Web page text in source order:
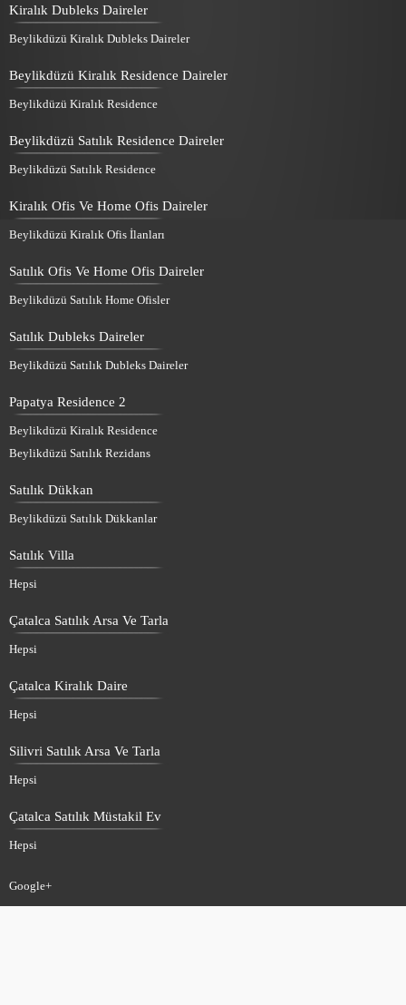
Kiralık Dubleks Daireler
Beylikdüzü Kiralık Dubleks Daireler
Beylikdüzü Kiralık Residence Daireler
Beylikdüzü Kiralık Residence
Beylikdüzü Satılık Residence Daireler
Beylikdüzü Satılık Residence
Kiralık Ofis Ve Home Ofis Daireler
Beylikdüzü Kiralık Ofis İlanları
Satılık Ofis Ve Home Ofis Daireler
Beylikdüzü Satılık Home Ofisler
Satılık Dubleks Daireler
Beylikdüzü Satılık Dubleks Daireler
Papatya Residence 2
Beylikdüzü Kiralık Residence
Beylikdüzü Satılık Rezidans
Satılık Dükkan
Beylikdüzü Satılık Dükkanlar
Satılık Villa
Hepsi
Çatalca Satılık Arsa Ve Tarla
Hepsi
Çatalca Kiralık Daire
Hepsi
Silivri Satılık Arsa Ve Tarla
Hepsi
Çatalca Satılık Müstakil Ev
Hepsi
Google+